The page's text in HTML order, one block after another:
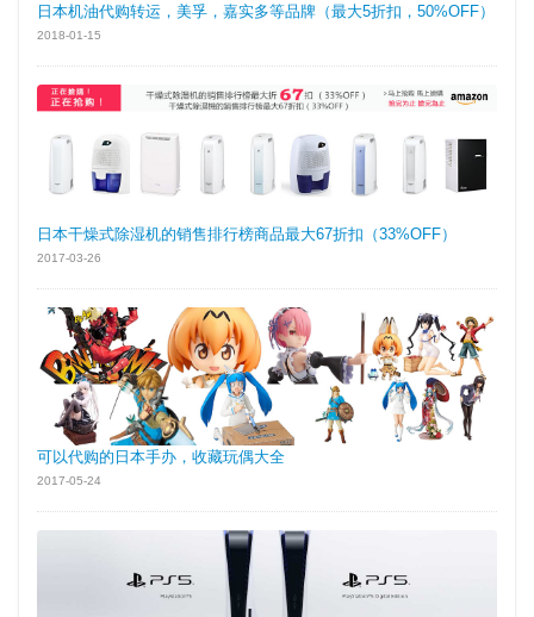
日本机油代购转运，美孚，嘉实多等品牌（最大5折扣，50%OFF）
2018-01-15
日本干燥式除湿机的销售排行榜商品最大67折扣（33%OFF）
2017-03-26
可以代购的日本手办，收藏玩偶大全
2017-05-24